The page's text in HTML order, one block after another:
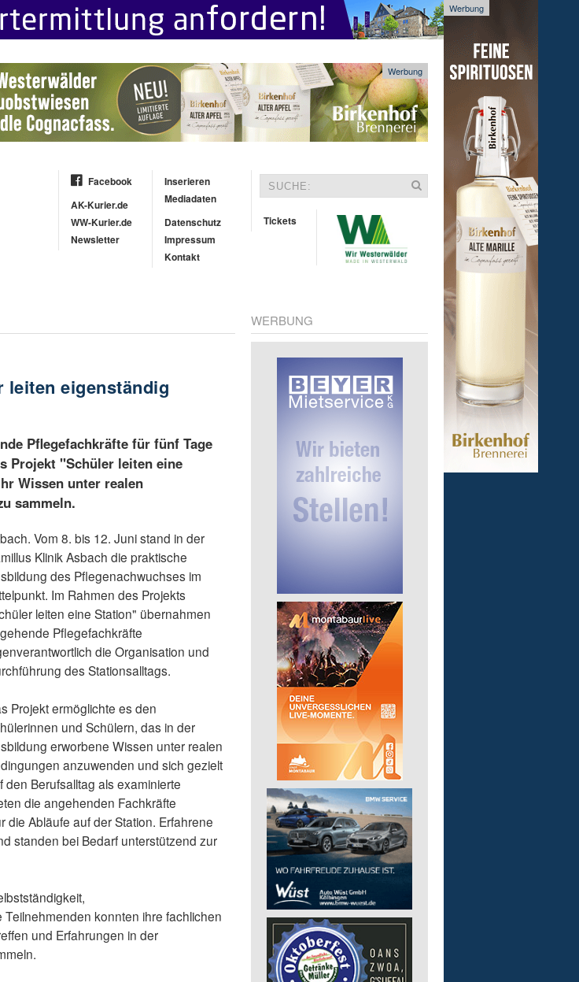
Werbung
Werbung
Facebook
AK-Kurier.de
WW-Kurier.de
Newsletter
Inserieren
Mediadaten
Datenschutz
Impressum
Kontakt
Tickets
eigenständig
Pflegefachkräfte für fünf Tage
Projekt "Schüler leiten eine
Wissen unter realen
sammeln.
Vom 8. bis 12. Juni stand in der
Klinik Asbach die praktische
des Pflegenachwuchses im
Im Rahmen des Projekts
leiten eine Station" übernahmen
Pflegefachkräfte
die Organisation und
des Stationsalltags.
Projekt ermöglichte es den
und Schülern, das in der
erworbene Wissen unter realen
anzuwenden und sich gezielt
den Berufsalltag als examinierte
die angehenden Fachkräfte
Abläufe auf der Station. Erfahrene
standen bei Bedarf unterstützend zur
konnten ihre fachlichen
und Erfahrungen in der
WERBUNG